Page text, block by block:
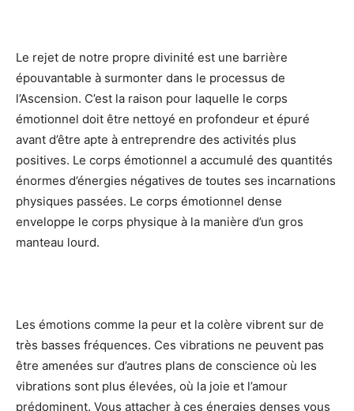
Le rejet de notre propre divinité est une barrière
épouvantable à surmonter dans le processus de
l’Ascension. C’est la raison pour laquelle le corps
émotionnel doit être nettoyé en profondeur et épuré
avant d’être apte à entreprendre des activités plus
positives. Le corps émotionnel a accumulé des quantités
énormes d’énergies négatives de toutes ses incarnations
physiques passées. Le corps émotionnel dense
enveloppe le corps physique à la manière d’un gros
manteau lourd.
Les émotions comme la peur et la colère vibrent sur de
très basses fréquences. Ces vibrations ne peuvent pas
être amenées sur d’autres plans de conscience où les
vibrations sont plus élevées, où la joie et l’amour
prédominent. Vous attacher à ces énergies denses vous